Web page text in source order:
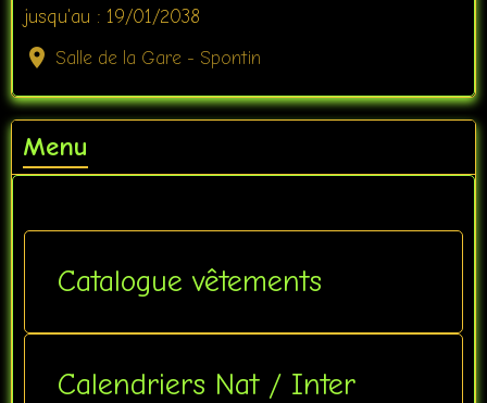
jusqu'au : 19/01/2038
Salle de la Gare - Spontin
Menu
Catalogue vêtements
Calendriers Nat / Inter